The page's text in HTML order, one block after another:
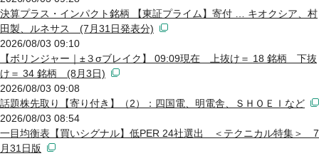
決算プラス・インパクト銘柄 【東証プライム】寄付 … キオクシア、村
田製、ルネサス (7月31日発表分)
2026/08/03 09:10
【ボリンジャー｜±３σブレイク】 09:09現在 上抜け＝ 18 銘柄 下抜
け＝ 34 銘柄 (8月3日)
2026/08/03 09:08
話題株先取り【寄り付き】（2）：四国電、明電舎、ＳＨＯＥＩなど
2026/08/03 08:54
一目均衡表【買いシグナル】低PER 24社選出 ＜テクニカル特集＞ 7
月31日版